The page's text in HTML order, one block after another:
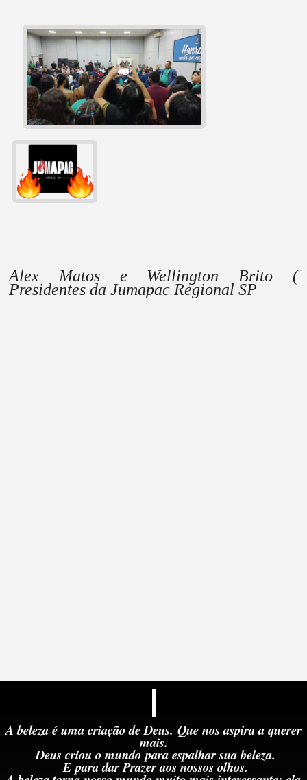
Alex Matos e Wellington Brito (
Presidentes da Jumapac Regional SP
A beleza é uma criação de Deus. Que nos aspira a querer
mais.
Deus criou o mundoparaespalhar sua beleza.
Epara dar Prazer aos nossos olhos.